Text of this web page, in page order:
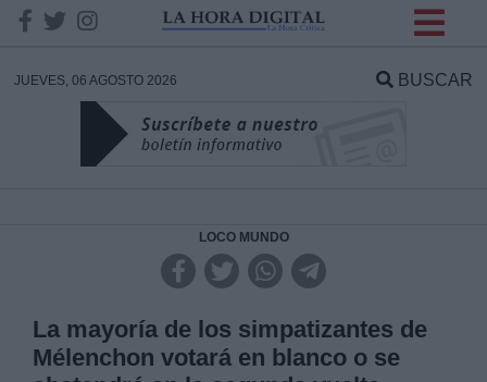
JUEVES, 06 AGOSTO 2026 BUSCAR
LOCO MUNDO
La mayoría de los simpatizantes de
Mélenchon votará en blanco o se
DATOS
Responsable: